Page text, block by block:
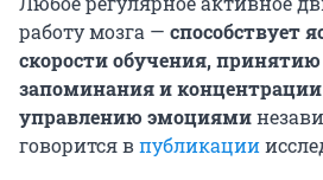
работу мозга — способствует
скорости обучения,
запоминания и
управлению эмоциями
говорится впубликации